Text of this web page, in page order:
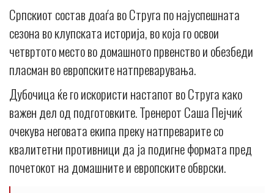
Српскиот состав доаѓа во Струга по најуспешната
сезона во клупската историја, во која го освои
четвртото место во домашното првенство и обезбеди
пласман во европските натпреварувања.
Дубочица ќе го искористи настапот во Струга како
важен дел од подготовките. Тренерот Саша Пејчиќ
очекува неговата екипа преку натпреварите со
квалитетни противници да ја подигне формата пред
почетокот на домашните и европските обврски.